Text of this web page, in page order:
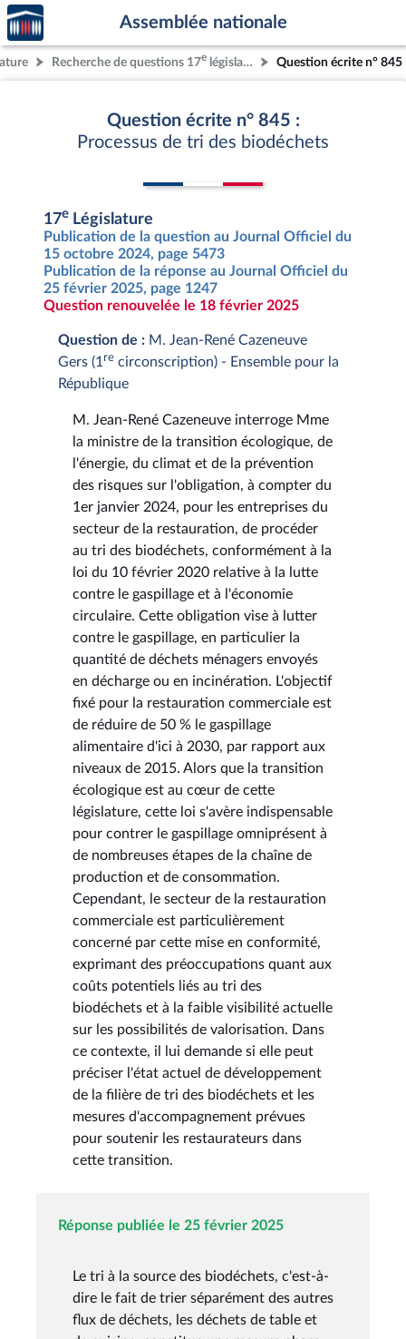
Aller au contenu
Aller en bas de la page
Accèder
à la
page
d'accueil
Assemblée nationale
Recherche de questions 17e législature Question écrite n° 845
Question écrite n° 845 :
Processus de tri des biodéchets
17e Législature
Publication de la question au Journal Officiel du
15 octobre 2024, page 5473
Publication de la réponse au Journal Officiel du
25 février 2025, page 1247
Question renouvelée le 18 février 2025
Question de : M. Jean-René Cazeneuve
Gers (1 re circonscription) - Ensemble pour la
République
M. Jean-René Cazeneuve interroge Mme
la ministre de la transition écologique, de
l'énergie, du climat et de la prévention
des risques sur l'obligation, à compter du
1er janvier 2024, pour les entreprises du
secteur de la restauration, de procéder
au tri des biodéchets, conformément à la
loi du 10 février 2020 relative à la lutte
contre le gaspillage et à l'économie
circulaire. Cette obligation vise à lutter
contre le gaspillage, en particulier la
quantité de déchets ménagers envoyés
en décharge ou en incinération. L'objectif
fixé pour la restauration commerciale est
de réduire de 50 % le gaspillage
alimentaire d'ici à 2030, par rapport aux
niveaux de 2015. Alors que la transition
écologique est au cœur de cette
législature, cette loi s'avère indispensable
pour contrer le gaspillage omniprésent à
de nombreuses étapes de la chaîne de
production et de consommation.
Cependant, le secteur de la restauration
commerciale est particulièrement
concerné par cette mise en conformité,
exprimant des préoccupations quant aux
coûts potentiels liés au tri des
biodéchets et à la faible visibilité actuelle
sur les possibilités de valorisation. Dans
ce contexte, il lui demande si elle peut
préciser l'état actuel de développement
de la filière de tri des biodéchets et les
mesures d'accompagnement prévues
pour soutenir les restaurateurs dans
cette transition.
Réponse publiée le 25 février 2025
Le tri à la source des biodéchets, c'est-à-
dire le fait de trier séparément des autres
flux de déchets, les déchets de table et